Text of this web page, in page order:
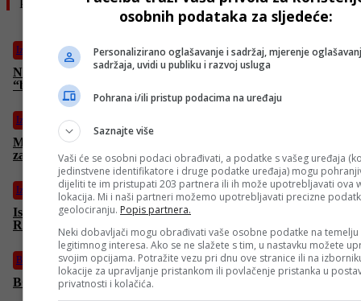
Pročitajte još
Izdvojeno
Netanyahu priznao da Izrael gubi medijski rat, za sve okrivio
“botove i algoritam”
Izdvojeno
Monstrum Fritzl želi na slobodu! Advokatica: “Mislim da i on
zaslužuje ovu priliku”
Izdvojeno
Ismijavao je Bidena, a sad se i njemu desilo: Trump pomiješao
Rusiju i Aljasku
Bosanski vjestnik
BOSANSKI VJESTNIK – 11. 8. 2025.
osobnih podataka za sljedeće:
Personalizirano oglašavanje i sadržaj, mjerenje
sadržaja, uvidi u publiku i razvoj usluga
Pohrana i/ili pristup podacima na uređaju
Saznajte više
Vaši će se osobni podaci obrađivati, a podatke s vašeg uređaja
jedinstvene identifikatore i druge podatke uređaja) mogu
dijeliti te im pristupati 203 partnera ili ih može upotrebljavati ova
lokacija. Mi i naši partneri možemo upotrebljavati precizne
geolociranju. Popis partnera.
Neki dobavljači mogu obrađivati vaše osobne podatke na temelju
legitimnog interesa. Ako se ne slažete s tim, u nastavku možete
svojim opcijama. Potražite vezu pri dnu ove stranice ili na
lokacije za upravljanje pristankom ili povlačenje pristanka u
privatnosti i kolačića.